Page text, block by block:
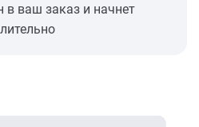
в ваш заказ и начнет